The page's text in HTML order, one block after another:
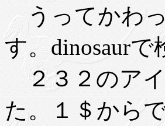
うってかわっ
す。dinosaur
２３２のア
た。１＄からで